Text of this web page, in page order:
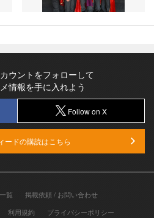
ウントをフォローして
情報を手に入れよう
Follow on X
ードの購読はこちら
覧
掲載依頼 / お問い合わせ
利用規約 プライバシーポリシー